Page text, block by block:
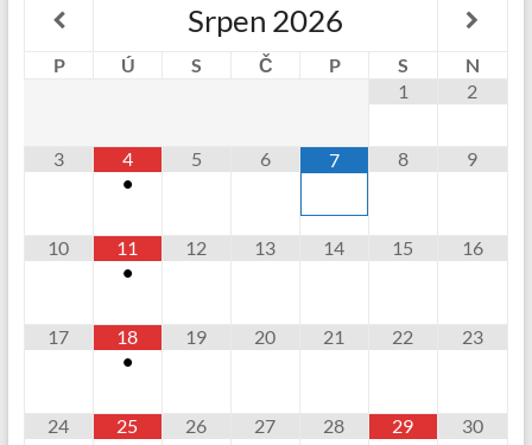
Srpen 2026
P Ú S Č P S
N
1
2
3
4
•
5 6 7 8 9
10
11
•
12 13 14 15 16
17
18
•
19 20 21 22 23
24
25
26 27 28
29
30